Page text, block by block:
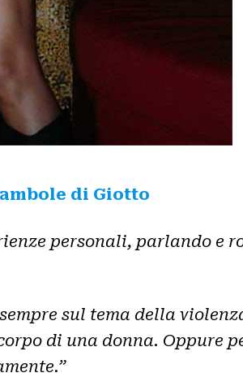
di Giotto
personali, parlando e
sul tema della
di una donna. Oppure